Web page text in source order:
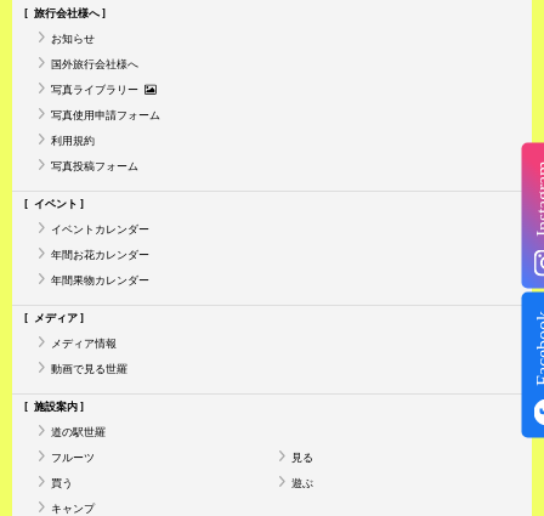
旅行会社様へ
お知らせ
国外旅行会社様へ
写真ライブラリー
写真使用申請フォーム
利用規約
写真投稿フォーム
イベント
イベントカレンダー
年間お花カレンダー
年間果物カレンダー
メディア
メディア情報
動画で見る世羅
施設案内
道の駅世羅
フルーツ 見る
買う 遊ぶ
キャンプ